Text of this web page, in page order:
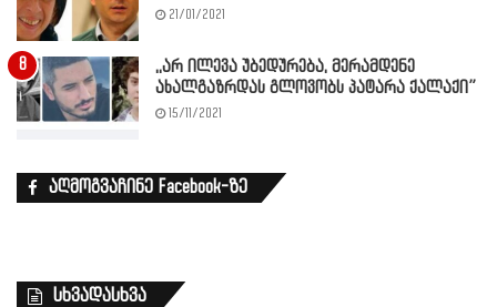
21/01/2021
,,არ ილევა უბედურება, მერამდენე
ახალგაზრდას გლოვობს პატარა ქალაქი”
15/11/2021
აღმოგვაჩინე Facebook-ზე
სხვადასხვა